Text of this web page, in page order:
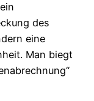
des
eine
Man biegt